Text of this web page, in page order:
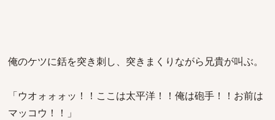
俺のケツに銛を突き刺し、突きまくりながら兄貴が叫ぶ。
「ウオォォォッ！！ここは太平洋！！俺は砲手！！お前は
マッコウ！！」